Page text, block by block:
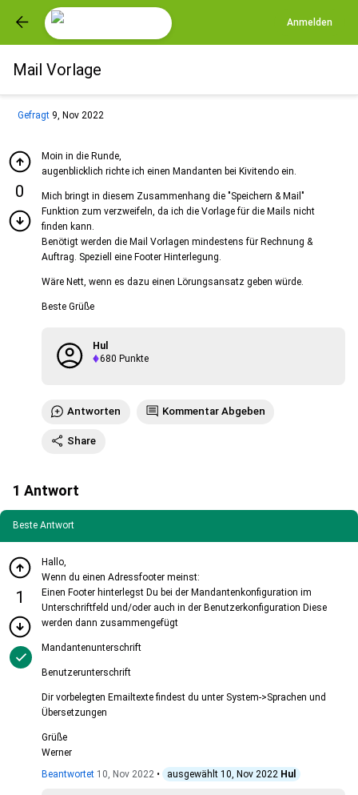
Anmelden
Mail Vorlage
Gefragt 9, Nov 2022
0
Moin in die Runde,
augenblicklich richte ich einen Mandanten bei Kivitendo ein.
Mich bringt in diesem Zusammenhang die "Speichern & Mail"
Funktion zum verzweifeln, da ich die Vorlage für die Mails nicht
finden kann.
Benötigt werden die Mail Vorlagen mindestens für Rechnung &
Auftrag. Speziell eine Footer Hinterlegung.
Wäre Nett, wenn es dazu einen Lörungsansatz geben würde.
Beste Grüße
Hul
680 Punkte
Antworten Kommentar Abgeben
Share
1 Antwort
Beste Antwort
1
Hallo,
Wenn du einen Adressfooter meinst:
Einen Footer hinterlegst Du bei der Mandantenkonfiguration im
Unterschriftfeld und/oder auch in der Benutzerkonfiguration Diese
werden dann zusammengefügt
Mandantenunterschrift
Benutzerunterschrift
Dir vorbelegten Emailtexte findest du unter System->Sprachen und
Übersetzungen
Grüße
Werner
Beantwortet 10, Nov 2022 • ausgewählt 10, Nov 2022 Hul